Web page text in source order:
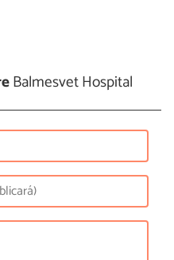
Balmesvet Hospital